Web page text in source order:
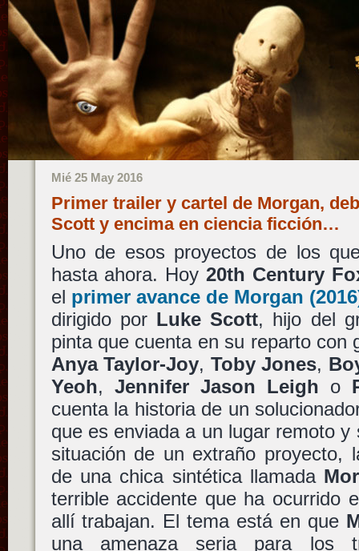
Mié 25 May 2016
Primer trailer y cartel de Morgan,
Scott y encima en ciencia ficción…
Uno de esos proyectos de los
hasta ahora. Hoy20th Century
el primer avance de Morgan
dirigido por Luke Scott, hijo del
pinta que cuenta en su reparto con
Anya Taylor-Joy, Toby Jones,
Yeoh, Jennifer Jason Leigh o
cuenta la historia de un
que es enviada a un lugar remoto
situación de un extraño proyecto,
de una chica sintética llamada
terrible accidente que ha ocurrido
allí trabajan. El tema está en que
una amenaza seria para los